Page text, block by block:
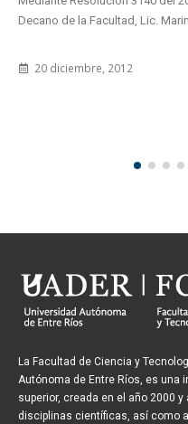
adhirió al Decreto...
La Facultad de Ciencia y
Autónoma de Entre Ríos, es una
superior, creada en el año 2000
disciplinas científicas, así como